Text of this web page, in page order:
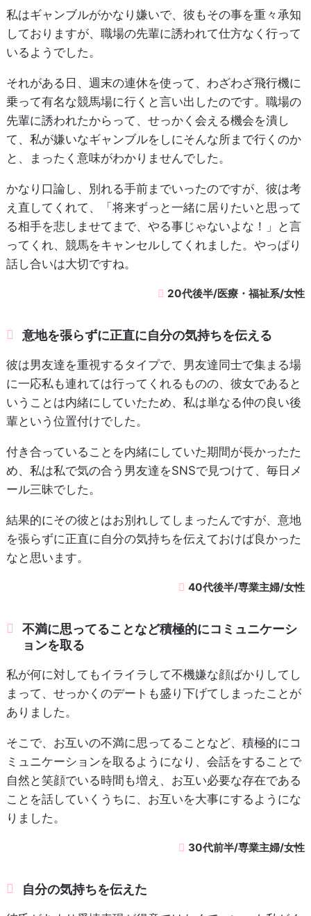
私はギャンブルがかなり嫌いで、彼もその事を重々承知
しておりますが、職場の先輩に誘われて仕方なく行って
いるようでした。
それがある日、週末の連休を使って、わざわざ飛行機に
乗って有名な競馬場に行くと言い出したのです。職場の
先輩に誘われたからって、せっかく会える機会を潰し
て、私が嫌いなギャンブルをしにそんな所まで行くのか
と、まったく意味がわかりませんでした。
かなり口論し、別れる手前までいったのですが、彼は考
え直してくれて、「将来ずっと一緒に居りたいと思って
る相手を悲しませてまで、やる事じゃないよな！」と言
ってくれ、競馬をキャンセルしてくれました。やっぱり
話し合いは大切ですね。
20代後半/医療・福祉系/女性
意地を張らずに正直に自分の気持ちを伝える
彼は男友達を重視するタイプで、男友達同士で集まる場
に一応私も連れては行ってくれるものの、彼女であると
いうことは内緒にしていたため、私は単なる仲の良い後
輩という位置付けでした。
付き合っていることを内緒にしていた期間が長かったた
め、私は私で気の合う男友達をSNSで見つけて、毎日メ
ール三昧でした。
結果的にその彼とはお別れしてしまったんですが、意地
を張らずに正直に自分の気持ちを伝えておけば良かった
なと思います。
40代後半/専業主婦/女性
不満に思ってることなど積極的にコミュニケーシ
ョンを取る
私が何に対してもイライラして不機嫌な顔ばかりしてし
まって、せっかくのデートも盛り下げてしまったことが
ありました。
そこで、お互いの不満に思ってることなど、積極的にコ
ミュニケーションを取るようになり、会話をすることで
自然と笑顔でいる時間も増え、お互い必要な存在である
ことを話していくうちに、お互いを大事にするようにな
りました。
30代前半/専業主婦/女性
自分の気持ちを伝えた